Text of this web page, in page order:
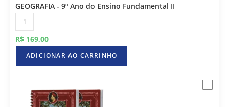
GEOGRAFIA - 9º Ano do Ensino Fundamental II
R$ 169,00
ADICIONAR AO CARRINHO